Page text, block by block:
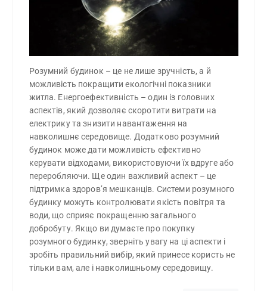
Розумний будинок – це не лише зручність, а й
можливість покращити екологічні показники
житла. Енергоефективність – один із головних
аспектів, який дозволяє скоротити витрати на
електрику та знизити навантаження на
навколишнє середовище. Додатково розумний
будинок може дати можливість ефективно
керувати відходами, використовуючи їх вдруге або
переробляючи. Ще один важливий аспект – це
підтримка здоров’я мешканців. Системи розумного
будинку можуть контролювати якість повітря та
води, що сприяє покращенню загального
добробуту. Якщо ви думаєте про покупку
розумного будинку, зверніть увагу на ці аспекти і
зробіть правильний вибір, який принесе користь не
тільки вам, але і навколишньому середовищу.